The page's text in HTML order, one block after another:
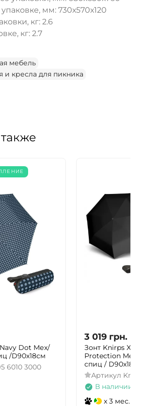
мм: 730х570х120
кг: 2.6
кг: 2.7
мебель
и кресла для пикника
Dot Мех/
/D90x18см
6010 3000
3 019 грн.
Зонт Knirps X1
Protection Мех /
спиц / D90x18см
Артикул Kn95-
В наличии
x 3 мес.